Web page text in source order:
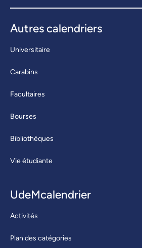
Autres calendriers
Universitaire
Carabins
Facultaires
Bourses
Bibliothèques
Vie étudiante
UdeMcalendrier
Activités
Plan des catégories